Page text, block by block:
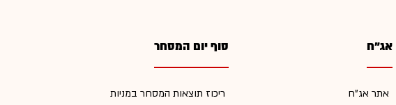
אג"ח
אתר אג"ח
סוף יום המסחר
ריכוז תוצאות המסחר במניות